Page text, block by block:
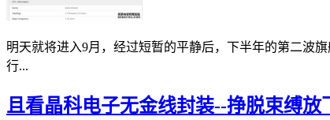
明天就将进入9月，经过短暂的平静后，下半年的第二波
行...
且看晶科电子无金线封装--挣脱束缚放